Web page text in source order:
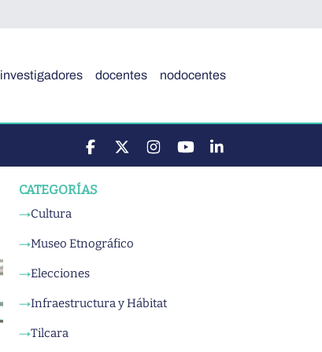
investigadores docentes nodocentes
CATEGORÍAS
→Cultura
→Museo Etnográfico
→Elecciones
→Infraestructura y Hábitat
→Tilcara